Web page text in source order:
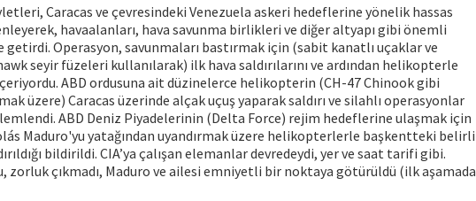
Caracas ve çevresindeki Venezuela askeri hedeflerine yönelik hassas
havaalanları, hava savunma birlikleri ve diğer altyapı gibi önemli
getirdi. Operasyon, savunmaları bastırmak için (sabit kanatlı uçaklar ve
seyir füzeleri kullanılarak) ilk hava saldırılarını ve ardından helikopterle
ABD ordusuna ait düzinelerce helikopterin (CH-47 Chinook gibi
üzere) Caracas üzerinde alçak uçuş yaparak saldırı ve silahlı operasyonlar
ABD Deniz Piyadelerinin (Delta Force) rejim hedeflerine ulaşmak için
Maduro'yu yatağından uyandırmak üzere helikopterlerle başkentteki belirli
bildirildi. CIA’ya çalışan elemanlar devredeydi, yer ve saat tarifi gibi.
zorluk çıkmadı, Maduro ve ailesi emniyetli bir noktaya götürüldü (ilk aşamada